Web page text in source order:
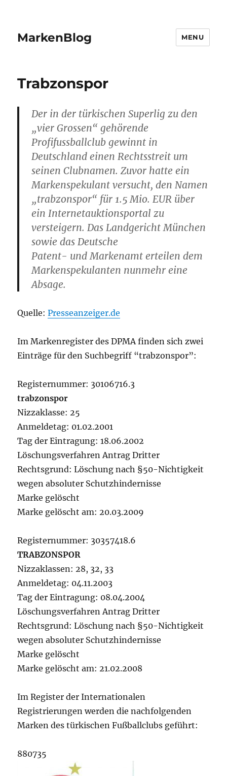
MarkenBlog MENU
Trabzonspor
Der in der türkischen Superlig zu den
„vier Grossen“ gehörende
Profifussballclub gewinnt in
Deutschland einen Rechtsstreit um
seinen Clubnamen. Zuvor hatte ein
Markenspekulant versucht, den Namen
„trabzonspor“ für 1.5 Mio. EUR über
ein Internetauktionsportal zu
versteigern. Das Landgericht München
sowie das Deutsche
Patent- und Markenamt erteilen dem
Markenspekulanten nunmehr eine
Absage.
Quelle:Presseanzeiger.de
Im Markenregister des DPMA finden sich zwei
Einträge für den Suchbegriff “trabzonspor”:
Registernummer: 30106716.3
trabzonspor
Nizzaklasse: 25
Anmeldetag: 01.02.2001
Tag der Eintragung: 18.06.2002
Löschungsverfahren Antrag Dritter
Rechtsgrund: Löschung nach §50-Nichtigkeit
wegen absoluter Schutzhindernisse
Marke gelöscht
Marke gelöscht am: 20.03.2009
Registernummer: 30357418.6
TRABZONSPOR
Nizzaklassen: 28, 32, 33
Anmeldetag: 04.11.2003
Tag der Eintragung: 08.04.2004
Löschungsverfahren Antrag Dritter
Rechtsgrund: Löschung nach §50-Nichtigkeit
wegen absoluter Schutzhindernisse
Marke gelöscht
Marke gelöscht am: 21.02.2008
Im Register der Internationalen
Registrierungen werden die nachfolgenden
Marken des türkischen Fußballclubs geführt:
880735